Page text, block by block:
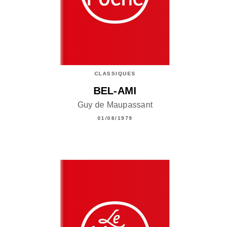
CLASSIQUES
BEL-AMI
Guy de Maupassant
01/08/1979